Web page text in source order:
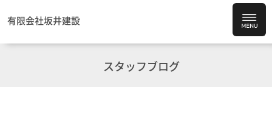
有限会社坂井建設
スタッフブログ